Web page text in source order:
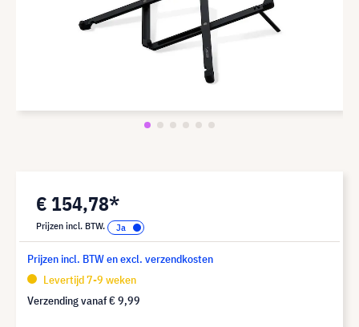
€ 154,78*
Prijzen incl. BTW.
Prijzen incl. BTW en excl. verzendkosten
Levertijd 7-9 weken
Verzending vanaf€ 9,99